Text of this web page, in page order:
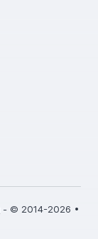
- © 2014-2026 •